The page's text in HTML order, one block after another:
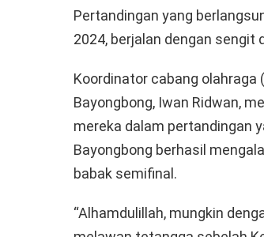
Pertandingan yang
2024, berjalan dengan sengit
Koordinator cabang olahraga
Bayongbong, Iwan Ridwan,
mereka dalam pertandingan
Bayongbong berhasil
babak semifinal.
“Alhamdulillah, mungkin